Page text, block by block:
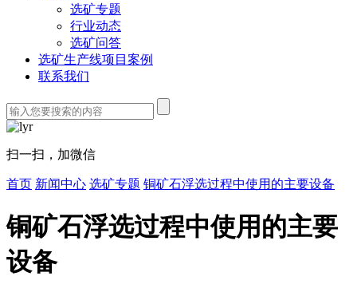
选矿专题
行业动态
选矿问答
选矿生产线项目案例
联系我们
扫一扫，加微信
首页 新闻中心 选矿专题 铜矿石浮选过程中使用的主要设备
铜矿石浮选过程中使用的主要
设备